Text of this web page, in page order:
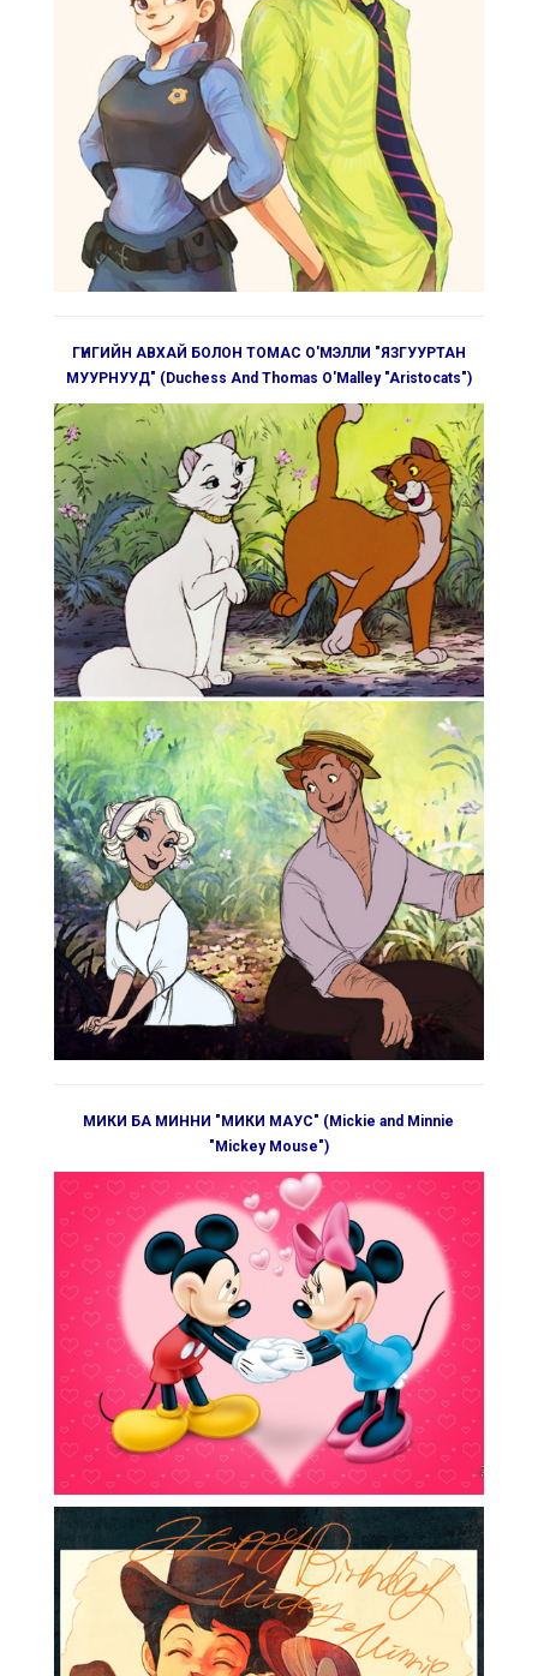
ГҮНГИЙН АВХАЙ БОЛОН ТОМАС О'МЭЛЛИ "ЯЗГУУРТАН
МУУРНУУД" (Duchess And Thomas O'Malley "Aristocats")
МИКИ БА МИННИ "МИКИ МАУС" (Mickie and Minnie
"Mickey Mouse")